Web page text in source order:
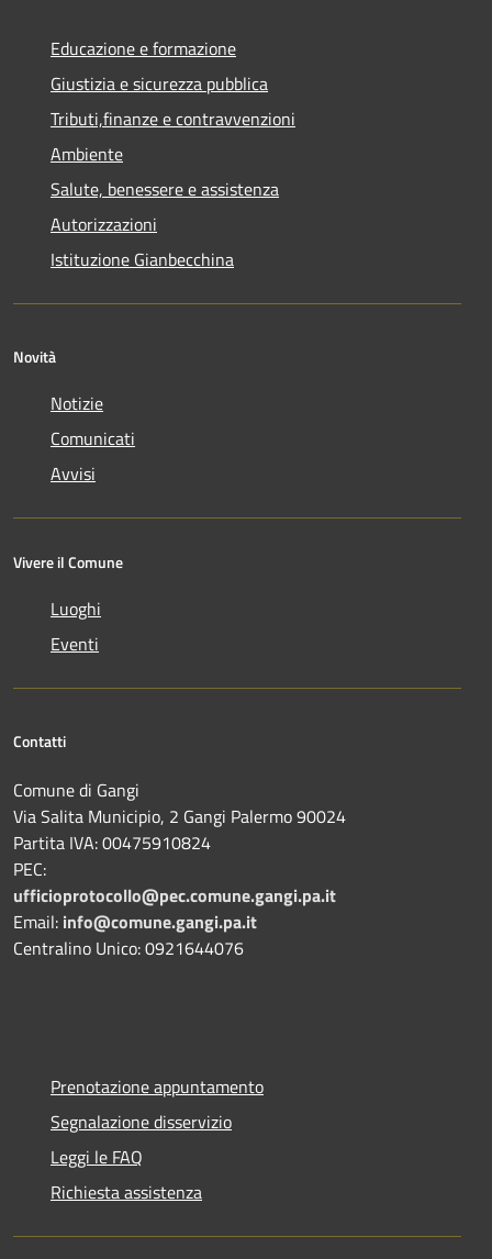
Educazione e formazione
Giustizia e sicurezza pubblica
Tributi,finanze e contravvenzioni
Ambiente
Salute, benessere e assistenza
Autorizzazioni
Istituzione Gianbecchina
Novità
Notizie
Comunicati
Avvisi
Vivere il Comune
Luoghi
Eventi
Contatti
Comune di Gangi
Via Salita Municipio, 2 Gangi Palermo 90024
Partita IVA: 00475910824
PEC:
ufficioprotocollo@pec.comune.gangi.pa.it
Email: info@comune.gangi.pa.it
Centralino Unico: 0921644076
Prenotazione appuntamento
Segnalazione disservizio
Leggi le FAQ
Richiesta assistenza